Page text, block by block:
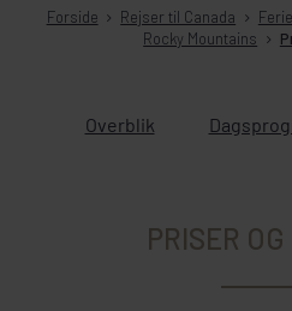
Forside Rejser til Canada
Rocky Mountains
Overblik
PRISER OG